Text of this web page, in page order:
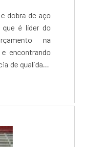
dobra de aço
é líder do
na
encontrando
de qualidade
E DOBRA DE
por corte e
acha a
para